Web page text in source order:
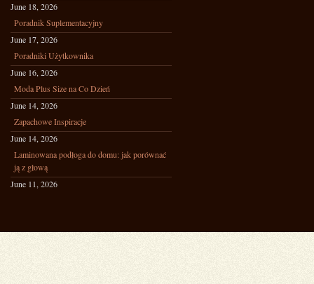
June 18, 2026
Poradnik Suplementacyjny
June 17, 2026
Poradniki Użytkownika
June 16, 2026
Moda Plus Size na Co Dzień
June 14, 2026
Zapachowe Inspiracje
June 14, 2026
Laminowana podłoga do domu: jak porównać
ją z głową
June 11, 2026